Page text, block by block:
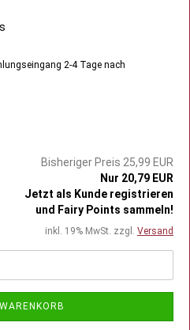
2-4 Tage nach
Bisheriger Preis 25,99 EUR
Nur 20,79 EUR
Jetzt als Kunde registrieren
und Fairy Points sammeln!
inkl. 19% MwSt. zzgl. Versand